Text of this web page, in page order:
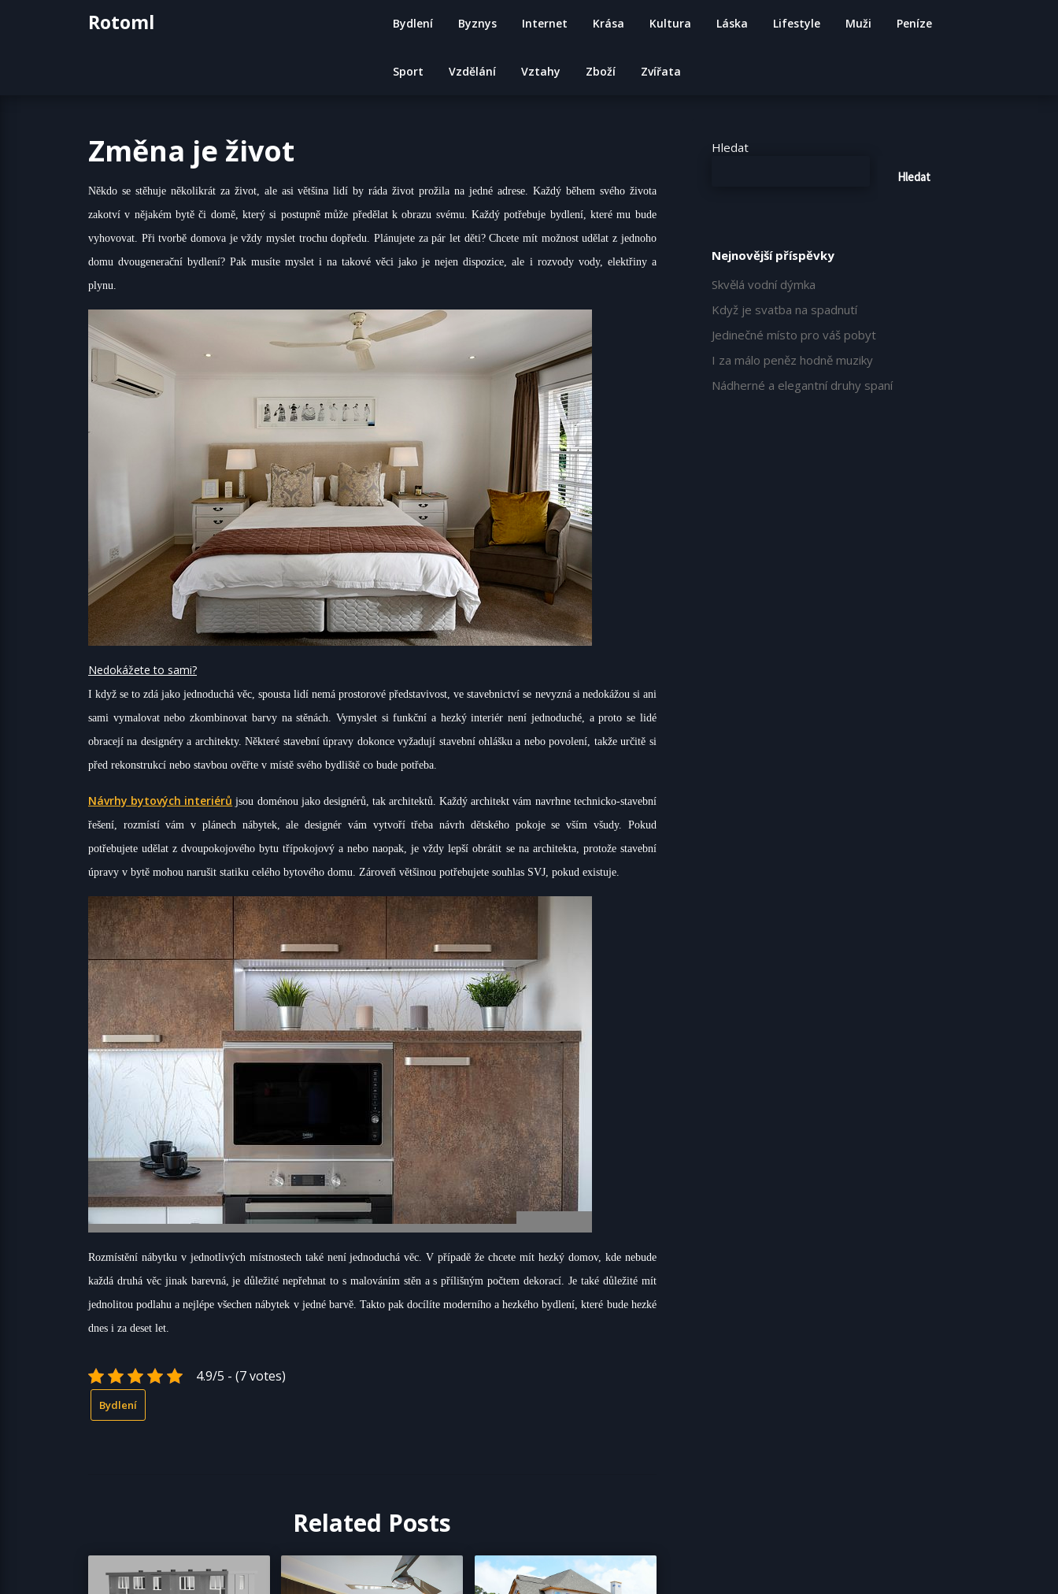
Rotoml Bydlení Byznys Internet Krása Kultura Láska Lifestyle Muži Peníze
Sport Vzdělání Vztahy Zboží Zvířata
Změna je život
Někdo se stěhuje několikrát za život, ale asi většina lidí by ráda život prožila na jedné adrese. Každý během svého života
zakotví v nějakém bytě či domě, který si postupně může předělat k obrazu svému. Každý potřebuje bydlení, které mu bude
vyhovovat. Při tvorbě domova je vždy myslet trochu dopředu. Plánujete za pár let děti? Chcete mít možnost udělat z jednoho
domu dvougenerační bydlení? Pak musíte myslet i na takové věci jako je nejen dispozice, ale i rozvody vody, elektřiny a
plynu.
Nedokážete to sami?
I když se to zdá jako jednoduchá věc, spousta lidí nemá prostorové představivost, ve stavebnictví se nevyzná a nedokážou si ani
sami vymalovat nebo zkombinovat barvy na stěnách. Vymyslet si funkční a hezký interiér není jednoduché, a proto se lidé
obracejí na designéry a architekty. Některé stavební úpravy dokonce vyžadují stavební ohlášku a nebo povolení, takže určitě si
před rekonstrukcí nebo stavbou ověřte v místě svého bydliště co bude potřeba.
Návrhy bytových interiérů jsou doménou jako designérů, tak architektů. Každý architekt vám navrhne technicko-stavební
řešení, rozmístí vám v plánech nábytek, ale designér vám vytvoří třeba návrh dětského pokoje se vším všudy. Pokud
potřebujete udělat z dvoupokojového bytu třípokojový a nebo naopak, je vždy lepší obrátit se na architekta, protože stavební
úpravy v bytě mohou narušit statiku celého bytového domu. Zároveň většinou potřebujete souhlas SVJ, pokud existuje.
Rozmístění nábytku v jednotlivých místnostech také není jednoduchá věc. V případě že chcete mít hezký domov, kde nebude
každá druhá věc jinak barevná, je důležité nepřehnat to s malováním stěn a s přílišným počtem dekorací. Je také důležité mít
jednolitou podlahu a nejlépe všechen nábytek v jedné barvě. Takto pak docílíte moderního a hezkého bydlení, které bude hezké
dnes i za deset let.
4.9/5 - (7 votes)
Bydlení
Related Posts
Hledat
Hledat
Nejnovější příspěvky
Skvělá vodní dýmka
Když je svatba na spadnutí
Jedinečné místo pro váš pobyt
I za málo peněz hodně muziky
Nádherné a elegantní druhy spaní